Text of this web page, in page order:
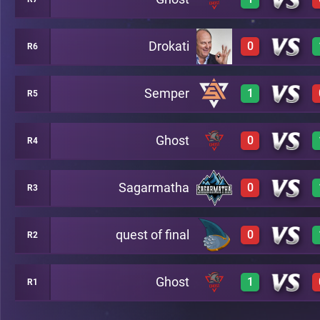
A3
3 A10
R6 Drokati 0
0 A5
R5 Semper 1
A2
R4 Ghost 0
0 A8
R3 Sagarmatha 0
0 A7
R2 quest of final 0
B13
R1 Ghost 1